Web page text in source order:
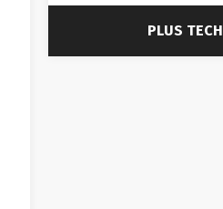
PLUS TECH